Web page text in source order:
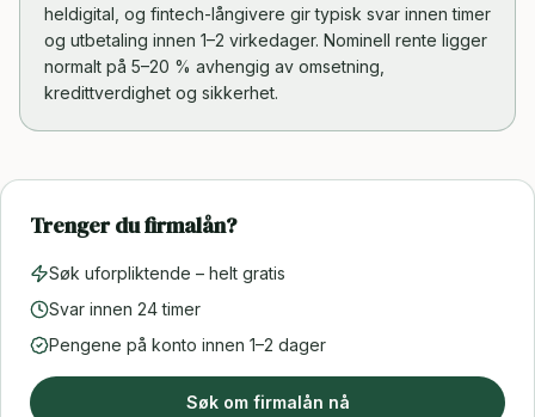
heldigital, og fintech-långivere gir typisk svar innen timer
og utbetaling innen 1–2 virkedager. Nominell rente ligger
normalt på 5–20 % avhengig av omsetning,
kredittverdighet og sikkerhet.
Trenger du firmalån?
Søk uforpliktende – helt gratis
Svar innen 24 timer
Pengene på konto innen 1–2 dager
Søk om firmalån nå